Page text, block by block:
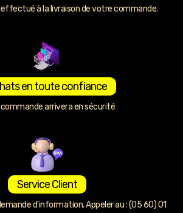
à la livraison de votre commande.
en toute confiance
arrivera en sécurité
Service Client
d’information. Appeler au : (05 60) 01